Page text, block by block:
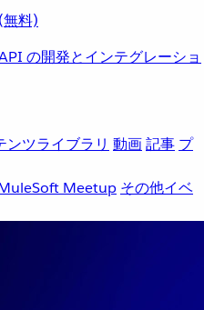
料)
の開発とインテグレーショ
ンツライブラリ 動画記事 プ
Meetup その他イベ